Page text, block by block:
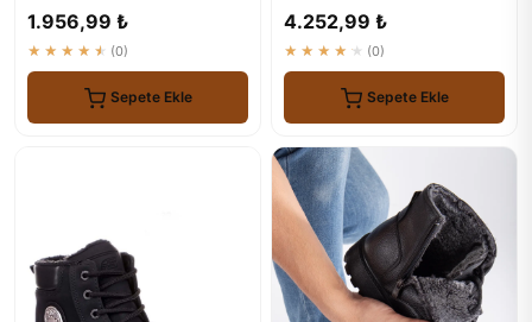
1.956,99 ₺
★★★★★ (0)
Sepete Ekle
4.252,99 ₺
★★★★★ (0)
Sepete Ekle